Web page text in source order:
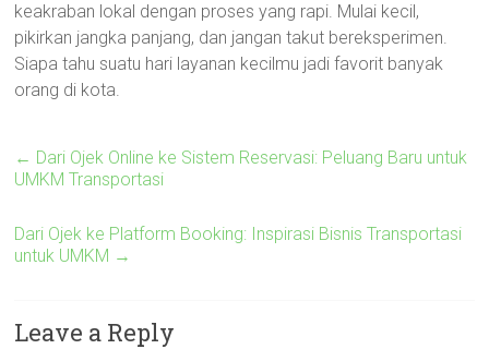
keakraban lokal dengan proses yang rapi. Mulai kecil,
pikirkan jangka panjang, dan jangan takut bereksperimen.
Siapa tahu suatu hari layanan kecilmu jadi favorit banyak
orang di kota.
← Dari Ojek Online ke Sistem Reservasi: Peluang Baru untuk
UMKM Transportasi
Dari Ojek ke Platform Booking: Inspirasi Bisnis Transportasi
untuk UMKM →
Leave a Reply